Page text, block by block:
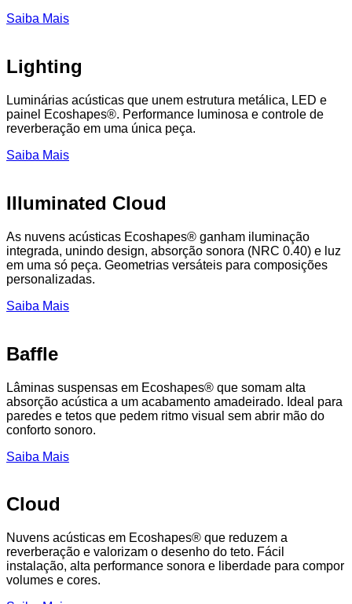
Saiba Mais
Lighting
Luminárias acústicas que unem estrutura metálica, LED e
painel Ecoshapes®. Performance luminosa e controle de
reverberação em uma única peça.
Saiba Mais
Illuminated Cloud
As nuvens acústicas Ecoshapes® ganham iluminação
integrada, unindo design, absorção sonora (NRC 0.40) e luz
em uma só peça. Geometrias versáteis para composições
personalizadas.
Saiba Mais
Baffle
Lâminas suspensas em Ecoshapes® que somam alta
absorção acústica a um acabamento amadeirado. Ideal para
paredes e tetos que pedem ritmo visual sem abrir mão do
conforto sonoro.
Saiba Mais
Cloud
Nuvens acústicas em Ecoshapes® que reduzem a
reverberação e valorizam o desenho do teto. Fácil
instalação, alta performance sonora e liberdade para compor
volumes e cores.